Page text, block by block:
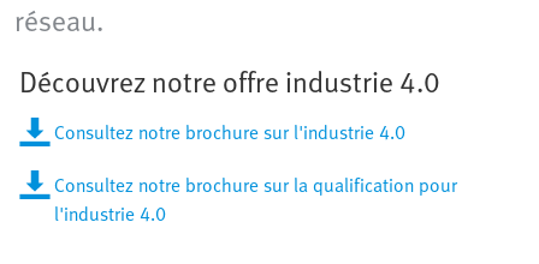
réseau.
Découvrez notre offre industrie 4.0
Consultez notre brochure sur l'industrie 4.0
Consultez notre brochure sur la qualification pour
l'industrie 4.0